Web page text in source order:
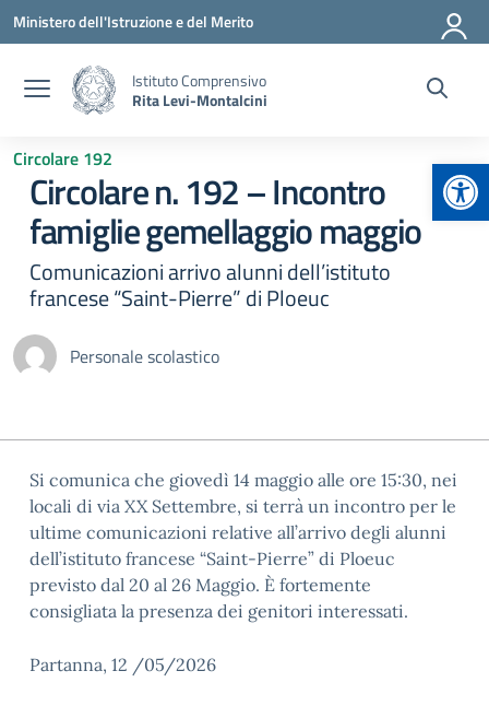
Vai ai contenuti
Vai al menu di navigazione
Vai al footer
Ministero dell'Istruzione e del Merito
Istituto Comprensivo
Rita Levi-Montalcini
Circolare 192
Circolare n. 192 – Incontro
famiglie gemellaggio maggio
Comunicazioni arrivo alunni dell’istituto
francese “Saint-Pierre” di Ploeuc
Personale scolastico
Si comunica che giovedì 14 maggio alle ore 15:30, nei
locali di via XX Settembre, si terrà un incontro per le
ultime comunicazioni relative all’arrivo degli alunni
dell’istituto francese “Saint-Pierre” di Ploeuc
previsto dal 20 al 26 Maggio. È fortemente
consigliata la presenza dei genitori interessati.
Partanna, 12 /05/2026